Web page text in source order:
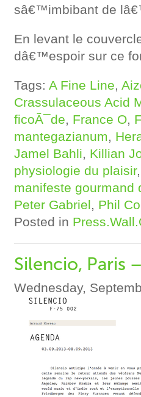
sâ€™imbibant de
En levant le
dâ€™espoir sur ce
Tags: A Fine Line,
Crassulaceous Acid
ficoÃ¯de, France O,
mantegazianum,
Jamel Bahli, Killian
physiologie du plaisir
manifeste gourmand
Peter Gabriel, Phil
Posted in
Silencio, Paris
Wednesday,